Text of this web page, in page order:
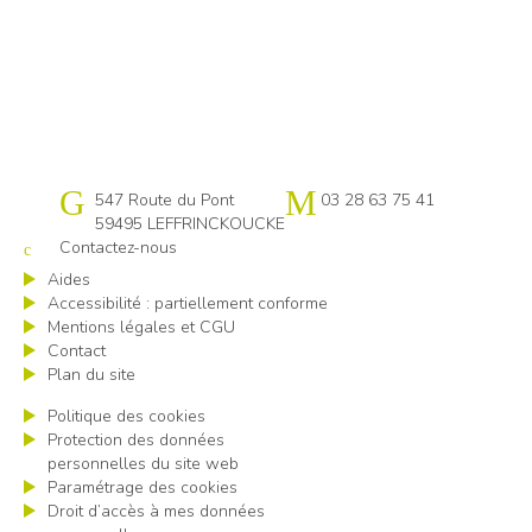
Cap emploi 59-62 Flandres littoral
547 Route du Pont
59495 LEFFRINCKOUCKE
03 28 63 75 41
Contactez-nous
Aides
Accessibilité : partiellement conforme
Mentions légales et CGU
Contact
Plan du site
Politique des cookies
Protection des données
personnelles du site web
Paramétrage des cookies
Droit d’accès à mes données